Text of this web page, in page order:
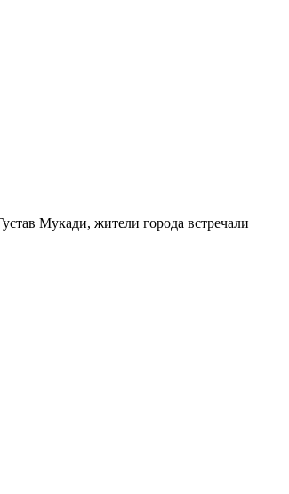
Мукади, жители города встречали